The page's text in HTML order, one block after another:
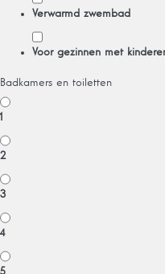
Verwarmd zwembad
Voor gezinnen met
Badkamers en toiletten
1
2
3
4
5